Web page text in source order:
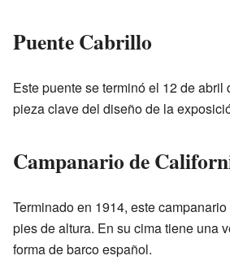
Puente Cabrillo
Este puente se terminó el 12 de abril
pieza clave del diseño de la
Campanario de
Terminado en 1914, este
pies de altura. En su cima tiene una
forma de barco español.